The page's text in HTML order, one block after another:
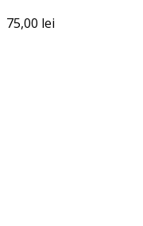
75,00 lei